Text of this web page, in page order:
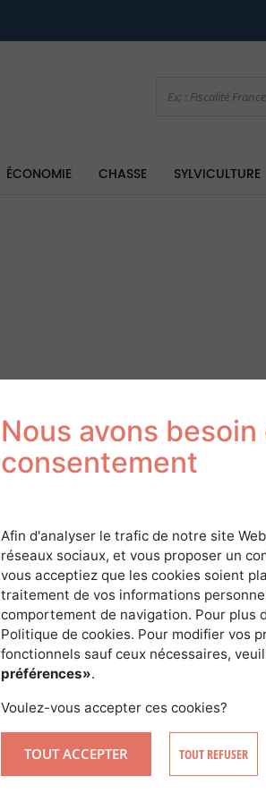
ÉCONOMIE CHASSE SYLVICULTURE
SE
Nous avons
consentement
Afin d'analyser le trafic de notre site
réseaux sociaux, et vous proposer un
vous acceptiez que les cookies soient
traitement de vos informations
comportement de navigation. Pour plus
Politique de cookies. Pour modifier vos
fonctionnels sauf ceux nécessaires,
préférences».
Voulez-vous accepter ces cookies?
TOUT ACCEPTER TOUT REFUSER